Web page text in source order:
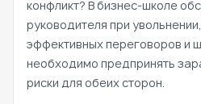
конфликт? В бизнес-школе
руководителя при
эффективных переговоров и
необходимо предпринять
риски для обеих сторон.